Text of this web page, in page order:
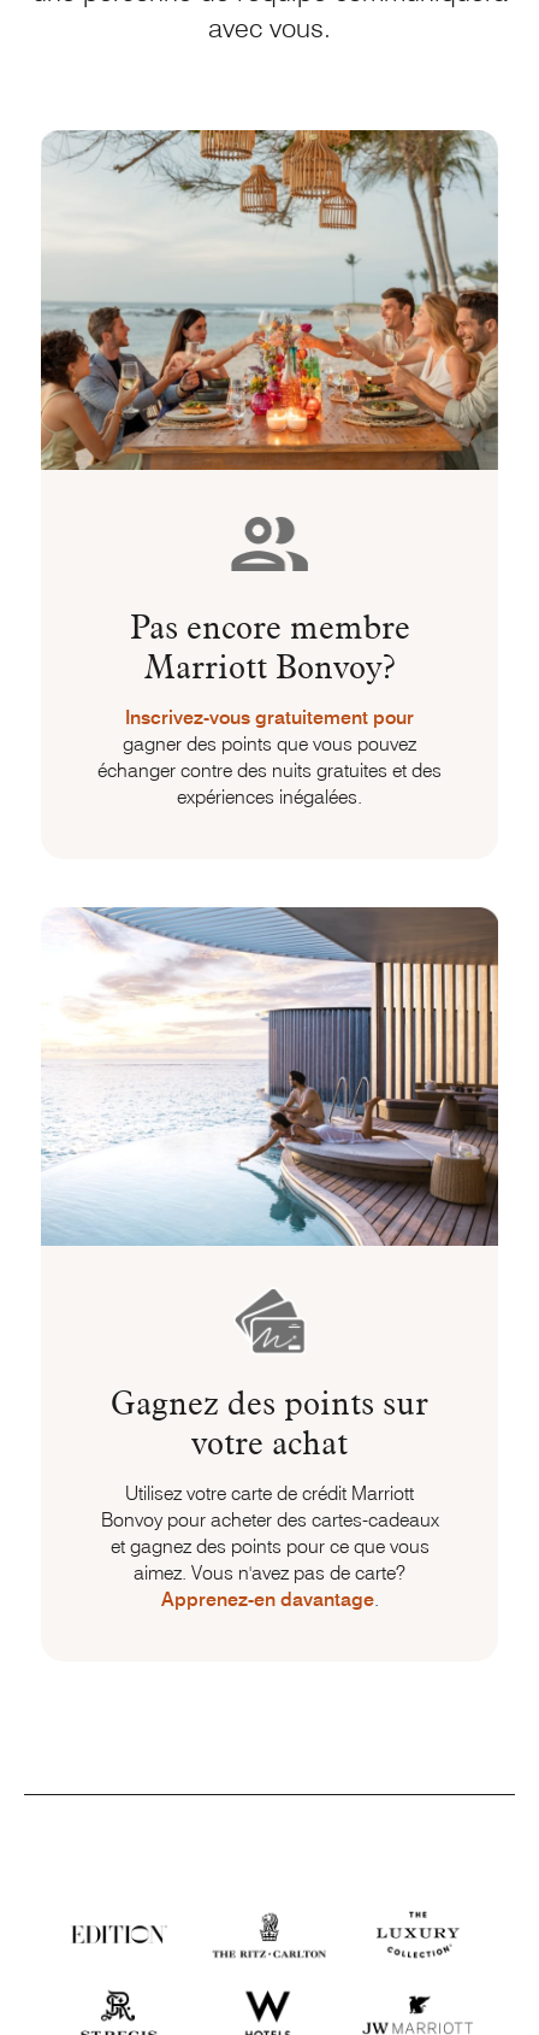
avec vous.
Pas encore membre
Marriott Bonvoy?
Inscrivez-vous gratuitement pour
gagner des points que vous pouvez
échanger contre des nuits gratuites et des
expériences inégalées.
Gagnez des points sur
votre achat
Utilisez votre carte de crédit Marriott
Bonvoy pour acheter des cartes-cadeaux
et gagnez des points pour ce que vous
aimez. Vous n'avez pas de carte?
Apprenez-en davantage.